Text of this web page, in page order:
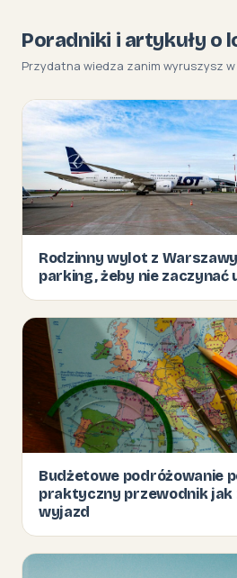
Poradniki i artykuły o
Przydatna wiedza zanim wyruszysz w
Rodzinny wylot z
parking, żeby nie zaczynać
Budżetowe podróżowanie
praktyczny przewodnik jak
wyjazd